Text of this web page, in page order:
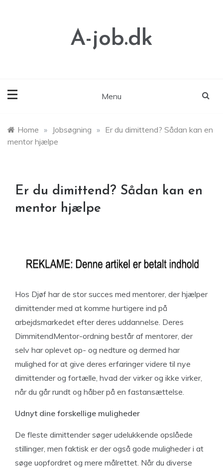
A-job.dk
Menu
Home » Jobsøgning » Er du dimittend? Sådan kan en
mentor hjælpe
Er du dimittend? Sådan kan en
mentor hjælpe
Hos Djøf har de stor succes med mentorer, der hjælper
dimittender med at komme hurtigere ind på
arbejdsmarkedet efter deres uddannelse. Deres
DimmitendMentor-ordning består af mentorer, der
selv har oplevet op- og nedture og dermed har
mulighed for at give deres erfaringer videre til nye
dimittender og fortælle, hvad der virker og ikke virker,
når du går rundt og håber på en fastansættelse.
Udnyt dine forskellige muligheder
De fleste dimittender søger udelukkende opslåede
stillinger, men faktisk er der også gode muligheder i at
søge uopfordret og mere målrettet. Når du diverse